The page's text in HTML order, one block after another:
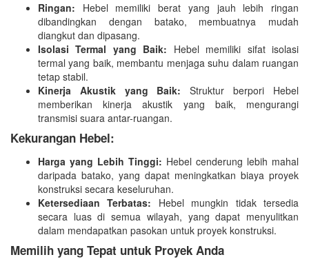
Ringan: Hebel memiliki berat yang jauh lebih ringan
dibandingkan dengan batako, membuatnya mudah
diangkut dan dipasang.
Isolasi Termal yang Baik: Hebel memiliki sifat isolasi
termal yang baik, membantu menjaga suhu dalam ruangan
tetap stabil.
Kinerja Akustik yang Baik: Struktur berpori Hebel
memberikan kinerja akustik yang baik, mengurangi
transmisi suara antar-ruangan.
Kekurangan Hebel:
Harga yang Lebih Tinggi: Hebel cenderung lebih mahal
daripada batako, yang dapat meningkatkan biaya proyek
konstruksi secara keseluruhan.
Ketersediaan Terbatas: Hebel mungkin tidak tersedia
secara luas di semua wilayah, yang dapat menyulitkan
dalam mendapatkan pasokan untuk proyek konstruksi.
Memilih yang Tepat untuk Proyek Anda